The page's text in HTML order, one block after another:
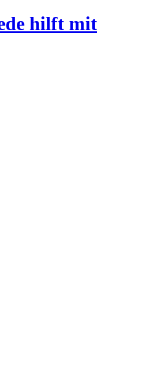
hilft mit